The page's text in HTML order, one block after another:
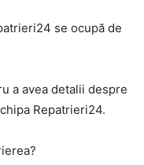
se ocupă de
a avea detalii despre
Repatrieri24.